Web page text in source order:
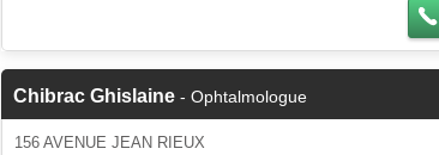
Chibrac Ghislaine - Ophtalmologue
156 AVENUE JEAN RIEUX